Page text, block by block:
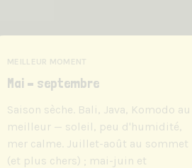
MEILLEUR MOMENT
Mai – septembre
Saison sèche. Bali, Java, Komodo au
meilleur — soleil, peu d'humidité,
mer calme. Juillet-août au sommet
(et plus chers) ; mai-juin et